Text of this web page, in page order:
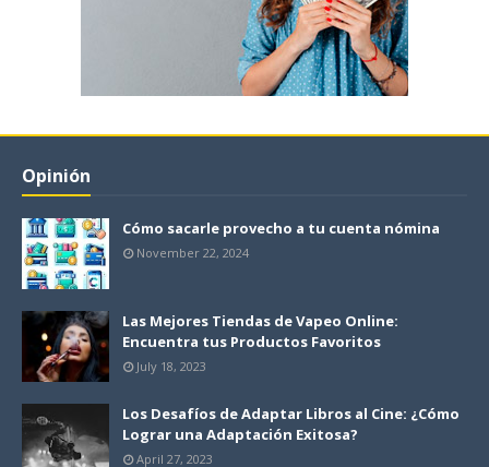
Opinión
Cómo sacarle provecho a tu cuenta nómina
November 22, 2024
Las Mejores Tiendas de Vapeo Online:
Encuentra tus Productos Favoritos
July 18, 2023
Los Desafíos de Adaptar Libros al Cine: ¿Cómo
Lograr una Adaptación Exitosa?
April 27, 2023